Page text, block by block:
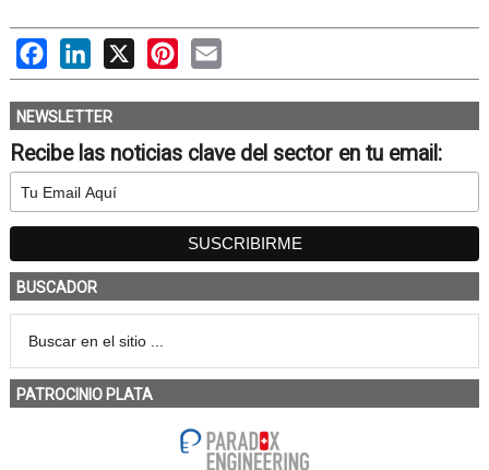
FacebookLinkedIn
X PinterestEmail
NEWSLETTER
Recibe las noticias clave del sector en tu email:
BUSCADOR
PATROCINIO PLATA